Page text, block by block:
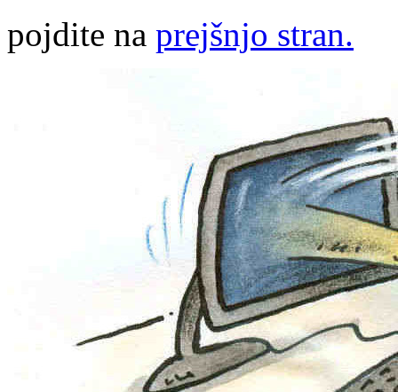
pojdite na prejšnjo stran.